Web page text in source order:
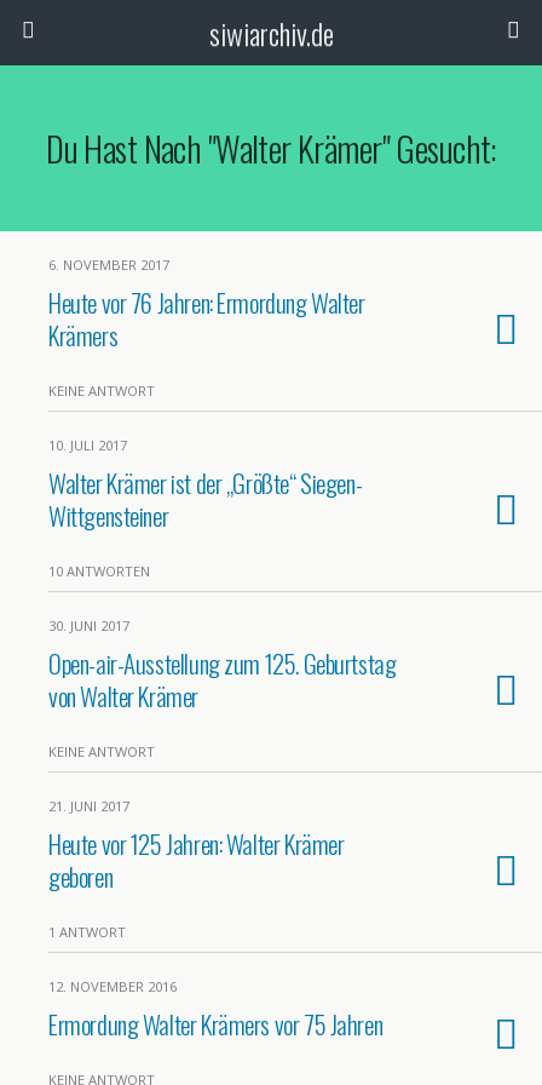
siwiarchiv.de
Du Hast Nach "Walter Krämer" Gesucht:
6. NOVEMBER 2017
Heute vor 76 Jahren: Ermordung Walter
Krämers
KEINE ANTWORT
10. JULI 2017
Walter Krämer ist der „Größte“ Siegen-
Wittgensteiner
10 ANTWORTEN
30. JUNI 2017
Open-air-Ausstellung zum 125. Geburtstag
von Walter Krämer
KEINE ANTWORT
21. JUNI 2017
Heute vor 125 Jahren: Walter Krämer
geboren
1 ANTWORT
12. NOVEMBER 2016
Ermordung Walter Krämers vor 75 Jahren
KEINE ANTWORT